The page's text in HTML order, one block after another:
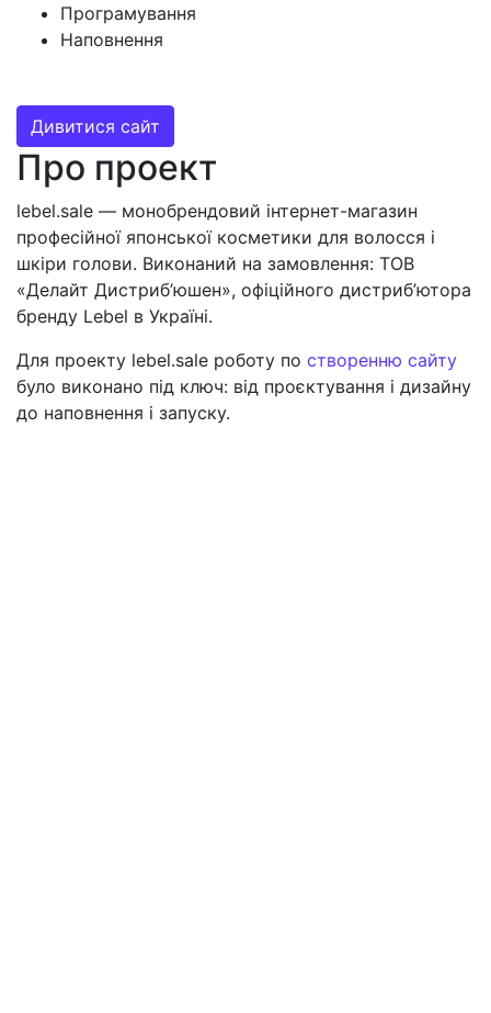
Програмування
Наповнення
Дивитися сайт
Про проект
lebel.sale — монобрендовий інтернет-магазин
професійної японської косметики для волосся і
шкіри голови. Виконаний на замовлення: ТОВ
«Делайт Дистриб’юшен», офіційного дистриб’ютора
бренду Lebel в Україні.
Для проекту lebel.sale роботу по створенню сайту
було виконано під ключ: від проєктування і дизайну
до наповнення і запуску.